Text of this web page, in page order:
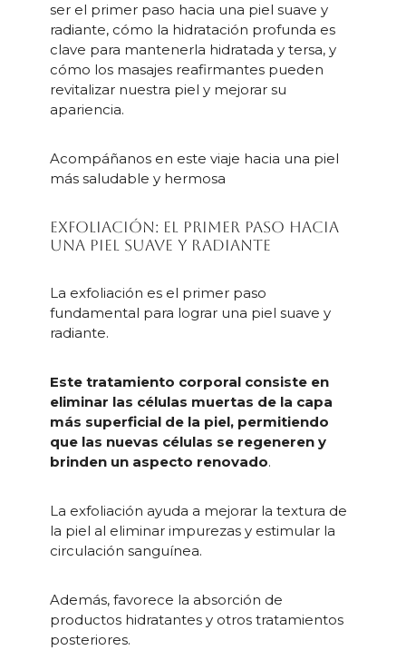
ser el primer paso hacia una piel suave y
radiante, cómo la hidratación profunda es
clave para mantenerla hidratada y tersa, y
cómo los masajes reafirmantes pueden
revitalizar nuestra piel y mejorar su
apariencia.
Acompáñanos en este viaje hacia una piel
más saludable y hermosa
Exfoliación: el primer paso hacia
una piel suave y radiante
La exfoliación es el primer paso
fundamental para lograr una piel suave y
radiante.
Este tratamiento corporal consiste en
eliminar las células muertas de la capa
más superficial de la piel, permitiendo
que las nuevas células se regeneren y
brinden un aspecto renovado.
La exfoliación ayuda a mejorar la textura de
la piel al eliminar impurezas y estimular la
circulación sanguínea.
Además, favorece la absorción de
productos hidratantes y otros tratamientos
posteriores.